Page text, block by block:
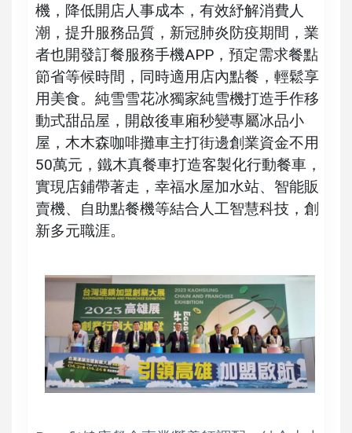
機，降低開店人事成本，有效紓解消費人
潮，提升服務品質，新冠肺炎防疫期間，業
者也開發訂餐服務手機APP，預定需求餐點
節省等候時間，同時適用店內點餐，輕鬆享
用美食。純雪雪花冰獨家純雪機打造手作移
動式甜品屋，開啟後車廂秒變專屬冰品小
屋，木木森咖啡攤車主打街邊創業資金不用
50萬元，鐵木真餐車打造客製化行動餐車，
實現店鋪帶著走，幸福水屋加水站、智能販
賣機、自助點餐機等結合人工智慧科技，創
新多元職涯。